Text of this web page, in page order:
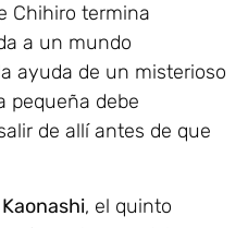
Chihiro termina
a un mundo
ayuda de un misterioso
pequeña debe
de allí antes de que
Kaonashi, el quinto